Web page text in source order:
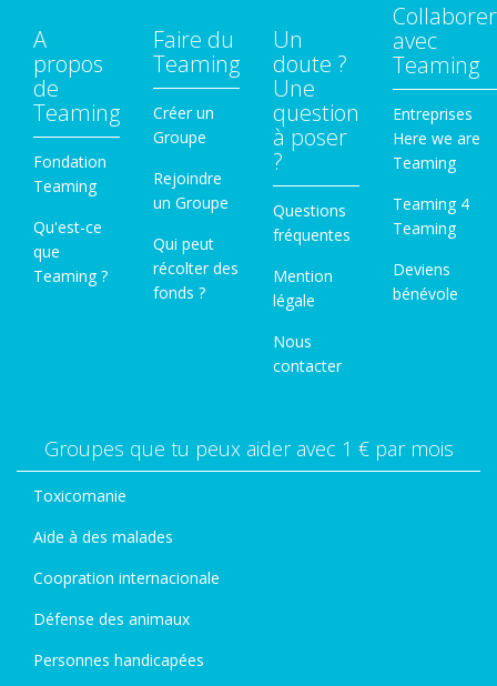
A
propos
de
Teaming
Fondation
Teaming
Qu'est-ce
que
Teaming ?
Faire du
Teaming
Créer un
Groupe
Rejoindre
un Groupe
Qui peut
récolter des
fonds ?
Un
doute ?
Une
question
à poser
?
Questions
fréquentes
Mention
légale
Nous
contacter
Collaborer
avec
Teaming
Entreprises
Here we are
Teaming
Teaming 4
Teaming
Deviens
bénévole
Groupes que tu peux aider avec 1 € par mois
Toxicomanie
Aide à des malades
Coopration internacionale
Défense des animaux
Personnes handicapées